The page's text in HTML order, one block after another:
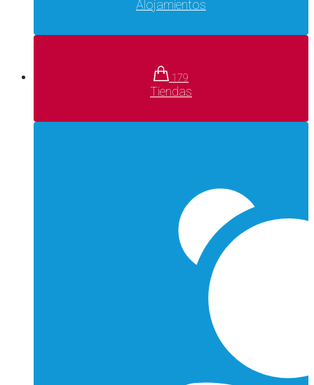
Alojamientos
179
Tiendas